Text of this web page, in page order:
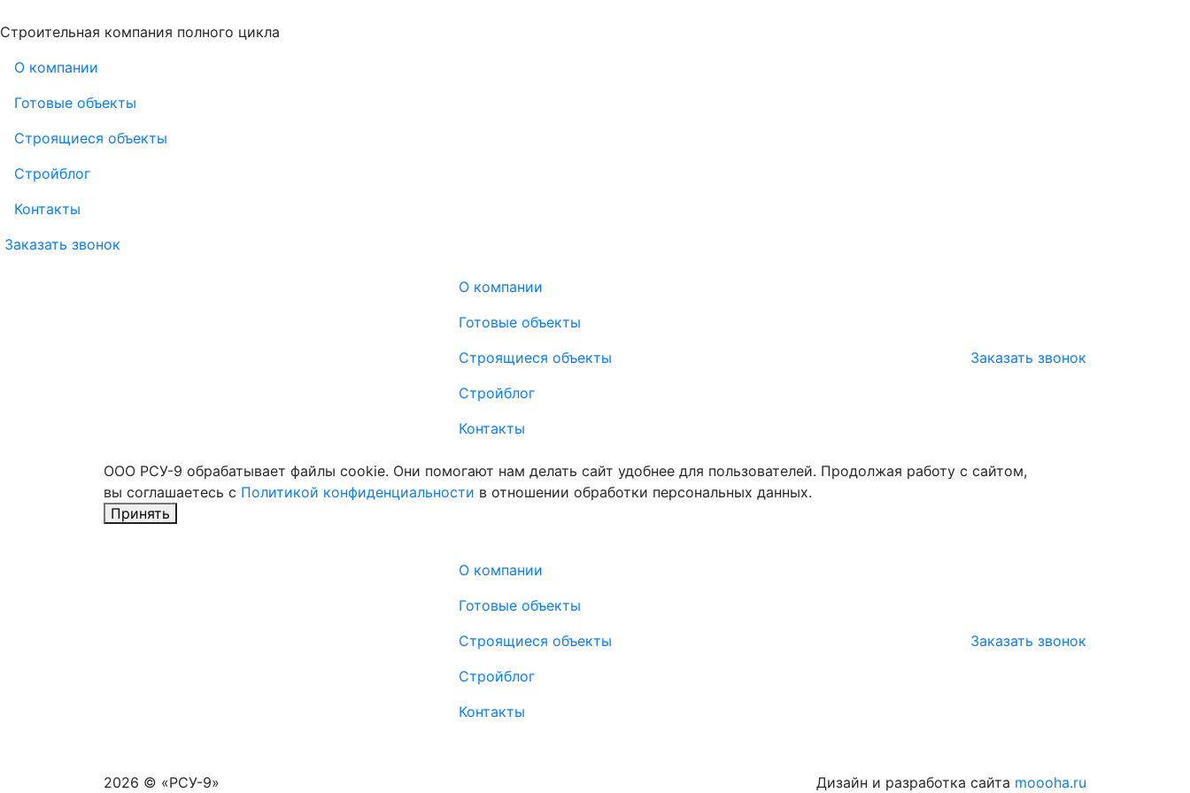
Строительная компания полного цикла
О компании
Готовые объекты
Строящиеся объекты
Стройблог
Контакты
Заказать звонок
О компании
Готовые объекты
Строящиеся объекты
Стройблог
Контакты
Заказать звонок
ООО РСУ-9 обрабатывает файлы cookie. Они помогают нам делать сайт удобнее для пользователей. Продолжая работу с сайтом,
вы соглашаетесь с Политикой конфиденциальности в отношении обработки персональных данных.
Принять
О компании
Готовые объекты
Строящиеся объекты
Стройблог
Контакты
Заказать звонок
2026 © «РСУ-9» Дизайн и разработка сайта moooha.ru